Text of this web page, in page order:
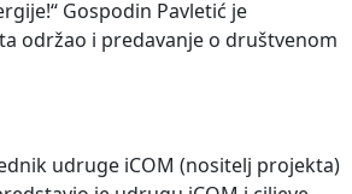
Gospodin Pavletić je
održao i predavanje o društvenom
udruge iCOM (nositelj projekta)